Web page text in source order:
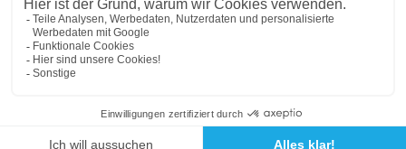
Impressum
Cookie-Einstellungen
Allgemeine Geschäftsbedingungen und Datenschutz
Sitemap
Cookie-Einstellungen ändern